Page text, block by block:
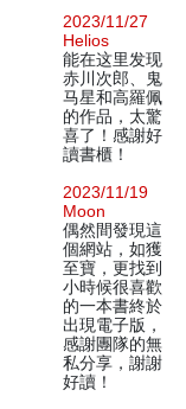
2023/11/27
Helios
能在这里发现
赤川次郎、鬼
马星和高羅佩
的作品，太驚
喜了！感謝好
讀書櫃！
2023/11/19
Moon
偶然間發現這
個網站，如獲
至寶，更找到
小時候很喜歡
的一本書終於
出現電子版，
感謝團隊的無
私分享，謝謝
好讀！